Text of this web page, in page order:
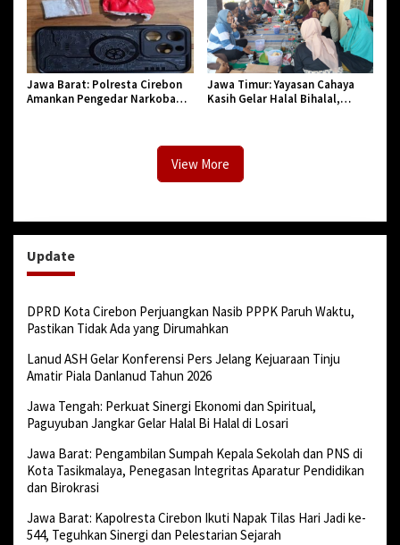
Jawa Barat: Polresta Cirebon
Amankan Pengedar Narkoba
Jawa Timur: Yayasan Cahaya
Kasih Gelar Halal Bihalal,
View More
Update
DPRD Kota Cirebon Perjuangkan Nasib PPPK Paruh Waktu,
Pastikan Tidak Ada yang Dirumahkan
Lanud ASH Gelar Konferensi Pers Jelang Kejuaraan Tinju
Amatir Piala Danlanud Tahun 2026
Jawa Tengah: Perkuat Sinergi Ekonomi dan Spiritual,
Paguyuban Jangkar Gelar Halal Bi Halal di Losari
Jawa Barat: Pengambilan Sumpah Kepala Sekolah dan PNS di
Kota Tasikmalaya, Penegasan Integritas Aparatur Pendidikan
dan Birokrasi
Jawa Barat: Kapolresta Cirebon Ikuti Napak Tilas Hari Jadi ke-
544, Teguhkan Sinergi dan Pelestarian Sejarah